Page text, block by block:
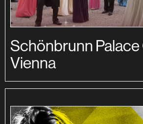
Schönbrunn
Vienna